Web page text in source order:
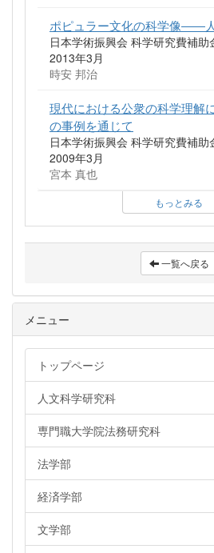
ポピュラー文化の科学像――
日本学術振興会 科学研究費補
2013年3月
時安 邦治
現代における公衆の科学理解
の事例を通じて
日本学術振興会 科学研究費補
2009年3月
宮本 真也
もっとみる
一覧へ戻る
メニュー
トップページ
人文科学研究科
専門職大学院法務研究科
法学部
経済学部
文学部